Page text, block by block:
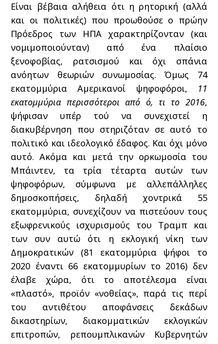
Είναι βέβαια αλήθεια ότι η ρητορική (αλλά
και οι πολιτικές) που προωθούσε ο πρώην
Πρόεδρος των ΗΠΑ χαρακτηρίζονταν (και
νομιμοποιούνταν) από ένα πλαίσιο
ξενοφοβίας, ρατσισμού και όχι σπάνια
ανόητων θεωριών συνωμοσίας. Όμως 74
εκατομμύρια Αμερικανοί ψηφοφόροι,
11
εκατομμύρια περισσότεροι από ό, τι το 2016,
ψήφισαν υπέρ τού να συνεχιστεί η
διακυβέρνηση που στηριζόταν σε αυτό το
πολιτικό και ιδεολογικό έδαφος. Και όχι μόνο
αυτό. Ακόμα και μετά την ορκωμοσία του
Μπάιντεν, τα τρία τέταρτα αυτών των
ψηφοφόρων, σύμφωνα με αλλεπάλληλες
δημοσκοπήσεις, δηλαδή χοντρικά 55
εκατομμύρια, συνεχίζουν να πιστεύουν τους
εξωφρενικούς ισχυρισμούς του Τραμπ και
των συν αυτώ ότι η εκλογική νίκη των
Δημοκρατικών (81 εκατομμύρια ψήφοι το
2020 έναντι 66 εκατομμυρίων το 2016) δεν
έλαβε χώρα, ότι το αποτέλεσμα είναι
«πλαστό», προϊόν «νοθείας», παρά τις περί
του αντιθέτου αποφάνσεις δεκάδων
δικαστηρίων, διακομματικών εκλογικών
επιτροπών, ρεπουμπλικανών Κυβερνητών